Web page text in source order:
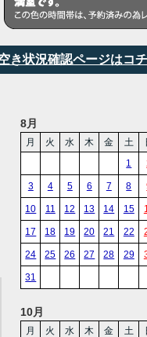
き状況確認ページはコ
8月
月 火 水 木 金 土
1
3 4 5 6 7 8
10 11 12 13 14 15
17 18 19 20 21 22
24 25 26 27 28 29
31
10月
月 火 水 木 金 土